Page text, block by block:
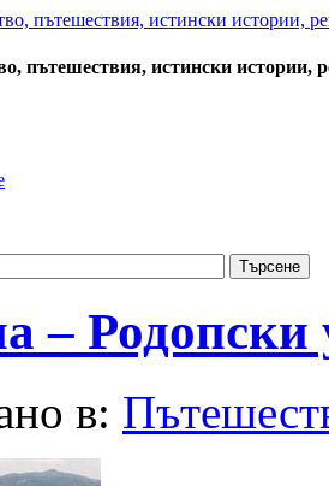
пътешествия, истински истории,
– Родопски
в: